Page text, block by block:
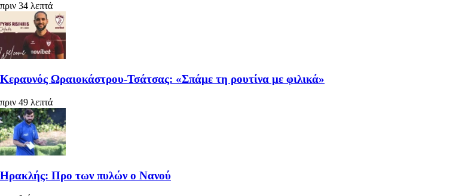
πριν 34 λεπτά
Κεραυνός Ωραιοκάστρου-Τσάτσας: «Σπάμε τη ρουτίνα με φιλικά»
πριν 49 λεπτά
Ηρακλής: Προ των πυλών ο Νανού